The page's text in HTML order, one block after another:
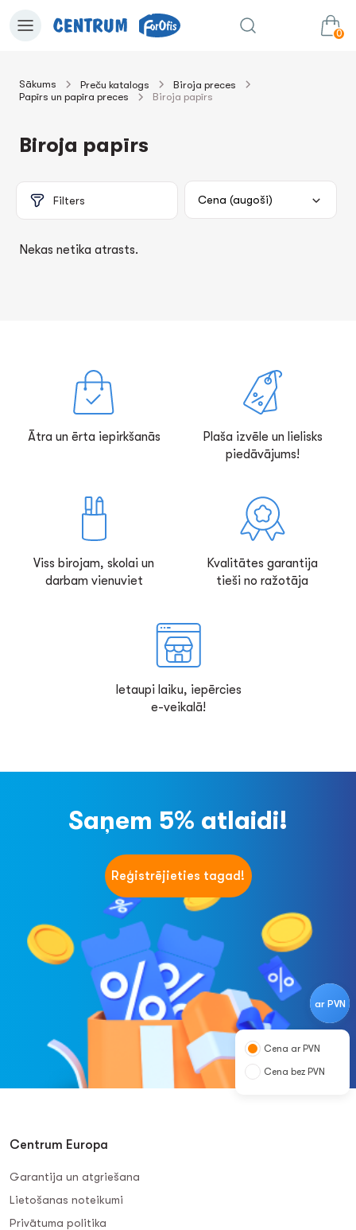
0
uz grozu
Sākums Preču katalogs
Biroja preces
Papīrs un papīra preces
Biroja papīrs
Biroja papīrs
Filters
Nekas netika atrasts.
ar PVN
Cena ar PVN
Cena bez PVN
Ātra un ērta iepirkšanās
Plaša izvēle un lielisks
piedāvājums!
Viss birojam, skolai un
darbam vienuviet
Kvalitātes garantija
tieši no ražotāja
Ietaupi laiku, iepērcies
e-veikalā!
Saņem 5% atlaidi!
Reģistrējieties tagad!
Centrum Europa
Garantija un atgriešana
Lietošanas noteikumi
Privātuma politika